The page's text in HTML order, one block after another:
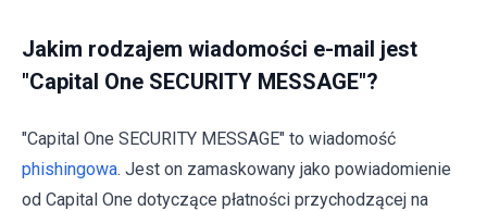
Jakim rodzajem wiadomości e-mail jest
"Capital One SECURITY MESSAGE"?
"Capital One SECURITY MESSAGE" to wiadomość
phishingowa. Jest on zamaskowany jako powiadomienie
od Capital One dotyczące płatności przychodzącej na